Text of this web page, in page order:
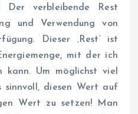
Der verbleibende Rest
und Verwendung von
Dieser ‚Rest‘ ist
mit der ich
kann. Um möglichst viel
sinnvoll, diesen Wert auf
Wert zu setzen! Man